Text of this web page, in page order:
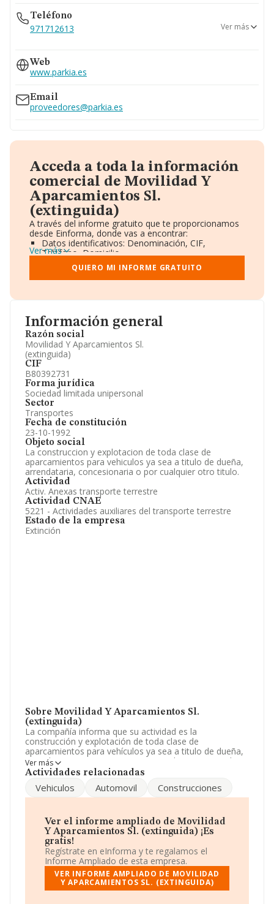
Información general
Razón social
Movilidad Y Aparcamientos Sl.
(extinguida)
CIF
B80392731
Forma jurídica
Sociedad limitada unipersonal
Sector
Transportes
Fecha de constitución
23-10-1992
Objeto social
La construccion y explotacion de toda clase de
aparcamientos para vehiculos ya sea a titulo de dueña,
arrendataria, concesionaria o por cualquier otro titulo.
Actividad
Activ. Anexas transporte terrestre
Actividad CNAE
5221 - Actividades auxiliares del transporte terrestre
Estado de la empresa
Extinción
Sobre Movilidad Y Aparcamientos Sl.
(extinguida)
La compañía informa que su actividad es la
construcción y explotación de toda clase de
aparcamientos para vehículos ya sea a titulo de dueña,
arrendataria, concesionaria o por cualquier otro titulo.
La empresa aparece inscrita en el Registro Mercantil
con código 'Actividades anexas al transporte terrestre'.
No realiza actividad de importación y/o exportación.
De acuerdo con la Recomendación 2003/361/CE de la
Comisión, de 6 de mayo de 2003, sobre la definición de
microempresas, pequeñas y medianas empresas, la
compañía reúne los requisitos de una empresa
mediana. Conforme a la información disponible, se
puede afirmar que la compañía ha experimentado un
crecimiento significativo respecto al año anterior (2013).
En relación con el ebitda, ha crecido un 3%. Ha crecido
Ver más
Actividades relacionadas
Vehiculos Automovil Construcciones
Ver el informe ampliado de Movilidad
Y Aparcamientos Sl. (extinguida) ¡Es
gratis!
Regístrate en eInforma y te regalamos el
Informe Ampliado de esta empresa.
VER INFORME AMPLIADO DE MOVILIDAD
Y APARCAMIENTOS SL. (EXTINGUIDA)
Teléfono
971712613
928292965
981573470
Ver más
Web
www.parkia.es
Email
proveedores@parkia.es
Acceda a toda la información
comercial de Movilidad Y
Aparcamientos Sl.
(extinguida)
A través del informe gratuito que te proporcionamos
desde Einforma, donde vas a encontrar:
Datos identificativos: Denominación, CIF,
Teléfono, Domicilio.
Informe Mercantil Completo (BORME).
Gráficos de Evolución Ventas y Empleados.
Consejo de Administración y Administradores.
Accionistas.
Artículos de prensa publicados sobre la empresa.
Información oficial y registral complementaria.
Ver más
QUIERO MI INFORME GRATUITO